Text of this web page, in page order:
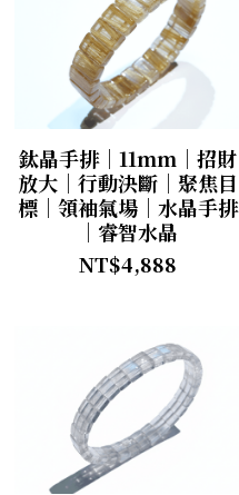
鈦晶手排｜11mm｜招財
放大｜行動決斷｜聚焦目
標｜領袖氣場｜水晶手排
｜睿智水晶
NT$4,888